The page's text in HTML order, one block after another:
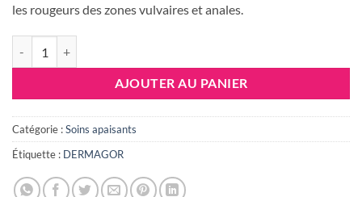
les rougeurs des zones vulvaires et anales.
AJOUTER AU PANIER
Catégorie :Soins apaisants
Étiquette : DERMAGOR